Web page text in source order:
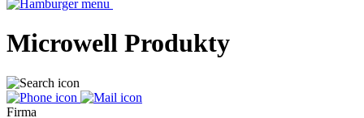
Microwell Produkty
Firma